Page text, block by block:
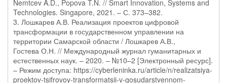
Nemtcev A.D., Popova T.N. // Smart Innovation, Systems and
Technologies. Singapore, 2021. – С. 373–382.
3. Лошкарев А.В. Реализация проектов цифровой
трансформации в государственном управлении на
территории Самарской области / Лошкарев А.В.,
Гостева О.Н. // Международный журнал гуманитарных и
естественных наук. – 2020. – №10–2 [Электронный ресурс].
– Режим доступа: https://cyberleninka.ru/article/n/realizatsiya-
proektov-tsifrovoy-transformatsii-v-gosudarstvennom-